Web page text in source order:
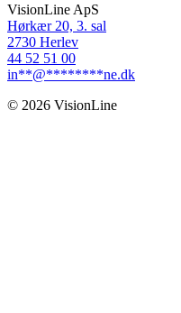
VisionLine ApS
Hørkær 20, 3. sal
2730 Herlev
44 52 51 00
in**@********ne.dk
© 2026 VisionLine